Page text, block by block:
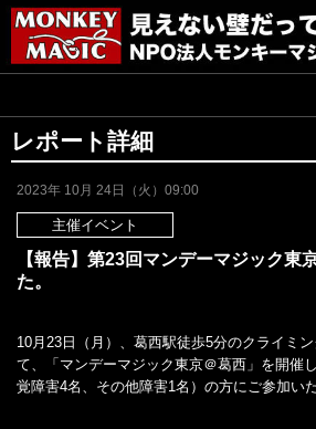
レポート詳細
2023年 10月 24日（火）09:00
主催イベント
【報告】第23回マンデーマジック東
た。
10月23日（月）、葛西駅徒歩5分のクライミ
て、「マンデーマジック東京＠葛西」を開催
覚障害4名、その他障害1名）の方にご参加い